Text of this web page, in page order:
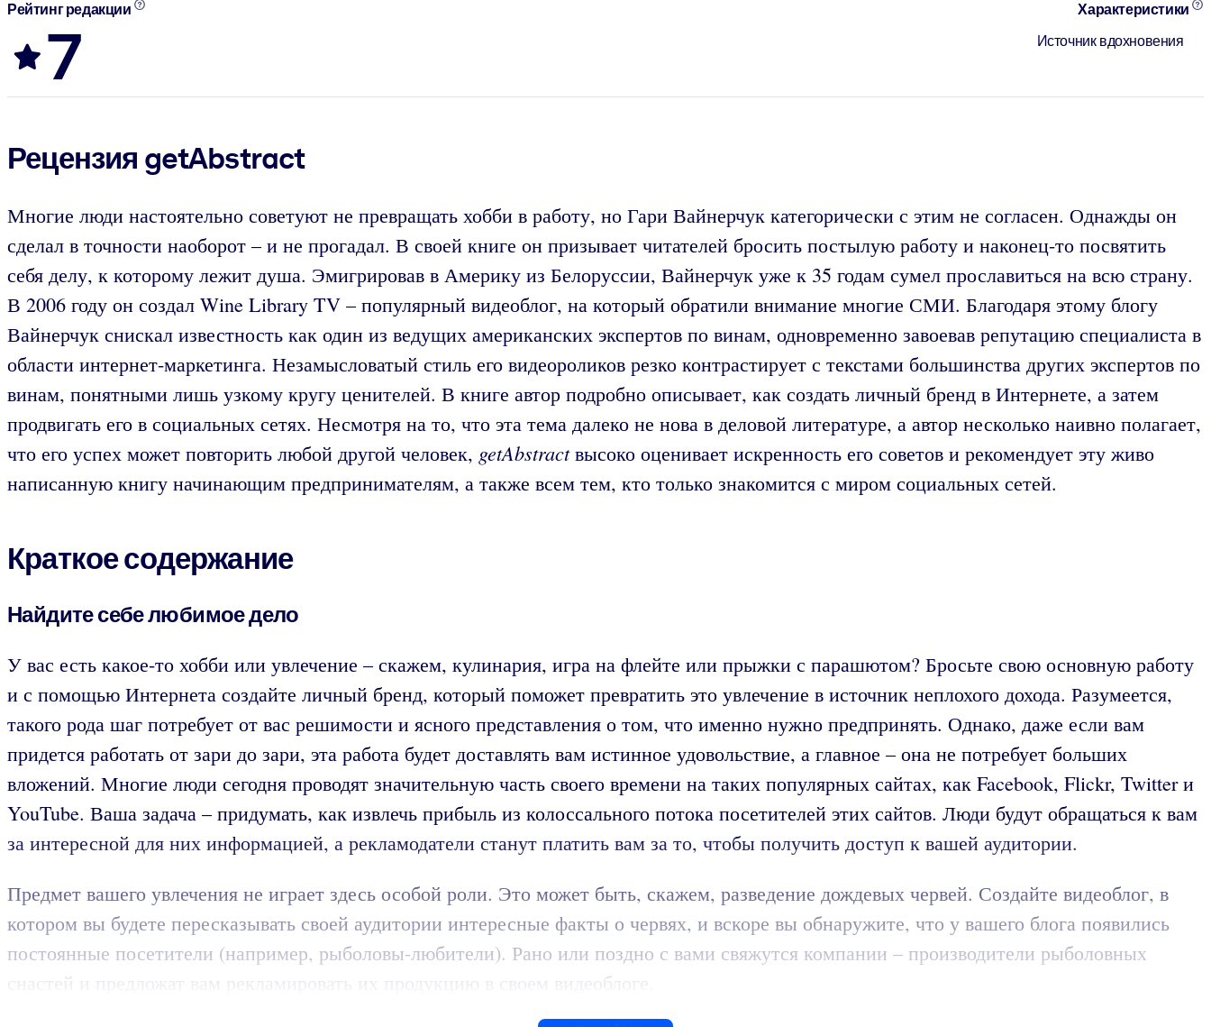
Рейтинг редакции
7
Характеристики
Источник вдохновения
Рецензия getAbstract
Многие люди настоятельно советуют не превращать хобби в работу, но Гари Вайнерчук категорически с этим не согласен. Однажды он
сделал в точности наоборот – и не прогадал. В своей книге он призывает читателей бросить постылую работу и наконец-то посвятить
себя делу, к которому лежит душа. Эмигрировав в Америку из Белоруссии, Вайнерчук уже к 35 годам сумел прославиться на всю страну.
В 2006 году он создал Wine Library TV – популярный видеоблог, на который обратили внимание многие СМИ. Благодаря этому блогу
Вайнерчук снискал известность как один из ведущих американских экспертов по винам, одновременно завоевав репутацию специалиста в
области интернет-маркетинга. Незамысловатый стиль его видеороликов резко контрастирует с текстами большинства других экспертов по
винам, понятными лишь узкому кругу ценителей. В книге автор подробно описывает, как создать личный бренд в Интернете, а затем
продвигать его в социальных сетях. Несмотря на то, что эта тема далеко не нова в деловой литературе, а автор несколько наивно полагает,
что его успех может повторить любой другой человек, getAbstractвысоко оценивает искренность его советов и рекомендует эту живо
написанную книгу начинающим предпринимателям, а также всем тем, кто только знакомится с миром социальных сетей.
Краткое содержание
Найдите себе любимое дело
У вас есть какое-то хобби или увлечение – скажем, кулинария, игра на флейте или прыжки с парашютом? Бросьте свою основную работу
и с помощью Интернета создайте личный бренд, который поможет превратить это увлечение в источник неплохого дохода. Разумеется,
такого рода шаг потребует от вас решимости и ясного представления о том, что именно нужно предпринять. Однако, даже если вам
придется работать от зари до зари, эта работа будет доставлять вам истинное удовольствие, а главное – она не потребует больших
вложений. Многие люди сегодня проводят значительную часть своего времени на таких популярных сайтах, как Facebook, Flickr, Twitter и
YouTube. Ваша задача – придумать, как извлечь прибыль из колоссального потока посетителей этих сайтов. Люди будут обращаться к вам
за интересной для них информацией, а рекламодатели станут платить вам за то, чтобы получить доступ к вашей аудитории.
Предмет вашего увлечения не играет здесь особой роли. Это может быть, скажем, разведение дождевых червей. Создайте видеоблог, в
котором вы будете пересказывать своей аудитории интересные факты о червях, и вскоре вы обнаружите, что у вашего блога появились
постоянные посетители (например, рыболовы-любители). Рано или поздно с вами свяжутся компании – производители рыболовных
снастей и предложат вам рекламировать их продукцию в своем видеоблоге.